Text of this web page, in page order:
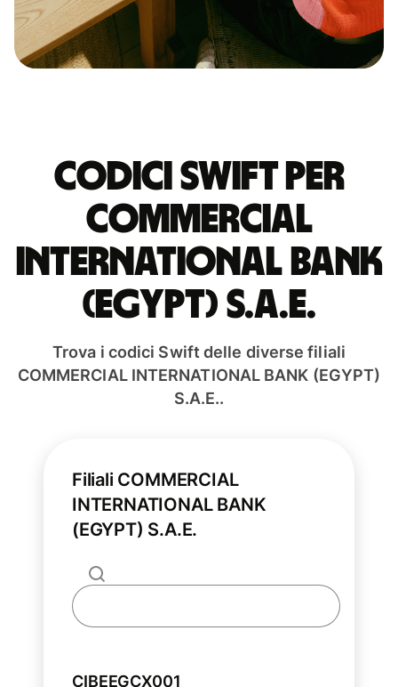
Codici Swift per
COMMERCIAL
INTERNATIONAL BANK
(EGYPT) S.A.E.
Trova i codici Swift delle diverse filiali
COMMERCIAL INTERNATIONAL BANK (EGYPT)
S.A.E..
Filiali COMMERCIAL
INTERNATIONAL BANK
(EGYPT) S.A.E.
CIBEEGCX001